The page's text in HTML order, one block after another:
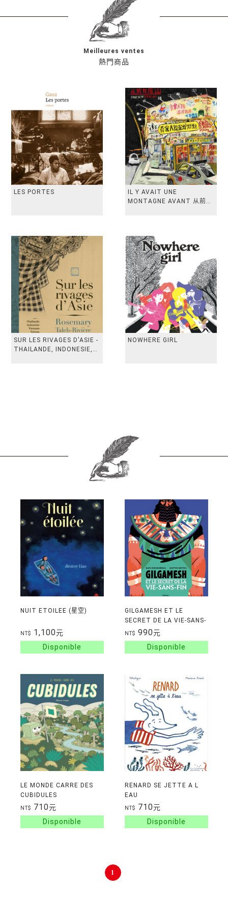
熱門商品
Meilleures ventes
LES PORTES
IL Y AVAIT UNE
MONTAGNE AVANT 从前有
SUR LES RIVAGES D'ASIE -
THAILANDE, INDONESIE,
NOWHERE GIRL
NUIT ETOILEE (星空)
NT$ 1,100元
GILGAMESH ET LE
SECRET DE LA VIE-SANS-
FIN
NT$ 990元
LE MONDE CARRE DES
CUBIDULES
NT$ 710元
RENARD SE JETTE A L
EAU
NT$ 710元
1